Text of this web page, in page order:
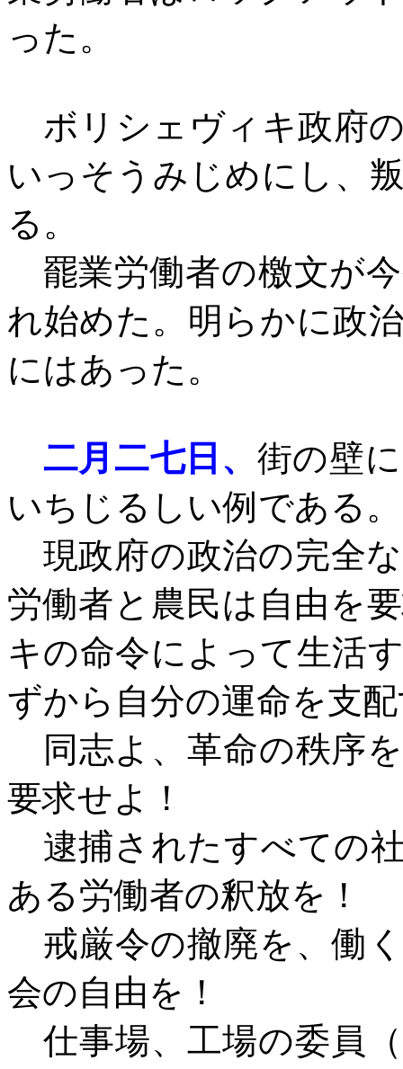
った。
ボリシェヴィキ政府
いっそうみじめにし、
る。
罷業労働者の檄文が
れ始めた。明らかに政
にはあった。
二月二七日、 街の壁
いちじるしい例である
現政府の政治の完全
労働者と農民は自由を
キの命令によって生活
ずから自分の運命を支
同志よ、革命の秩序
要求せよ！
逮捕されたすべての
ある労働者の釈放を！
戒厳令の撤廃を、働
会の自由を！
仕事場、工場の委員